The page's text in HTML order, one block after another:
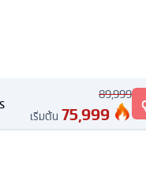
89,999
เริ่มต้น 75,999